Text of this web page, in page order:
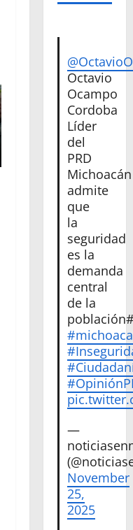
Octavio
Ocampo
Cordoba
Líder
del
PRD
Michoacán
admite
que
la
seguridad
es la
demanda
central
de la
—
November
25,
2025